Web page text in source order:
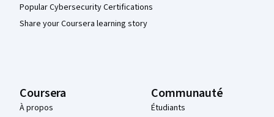
Popular Cybersecurity Certifications
Share your Coursera learning story
Coursera
À propos
Communauté
Étudiants